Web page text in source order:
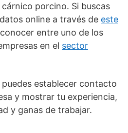
porcino. Si buscas
online a través de este
entre uno de los
en el sector
establecer contacto
y mostrar tu experiencia,
y ganas de trabajar.